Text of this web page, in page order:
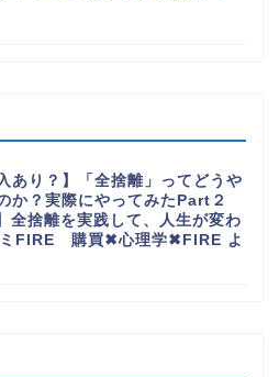
あり？】「全捨離」ってどうや
か？実際にやってみたPart２
全捨離を実践して、人生が変わ
ミFIRE 購買✖︎心理学✖︎FIRE よ